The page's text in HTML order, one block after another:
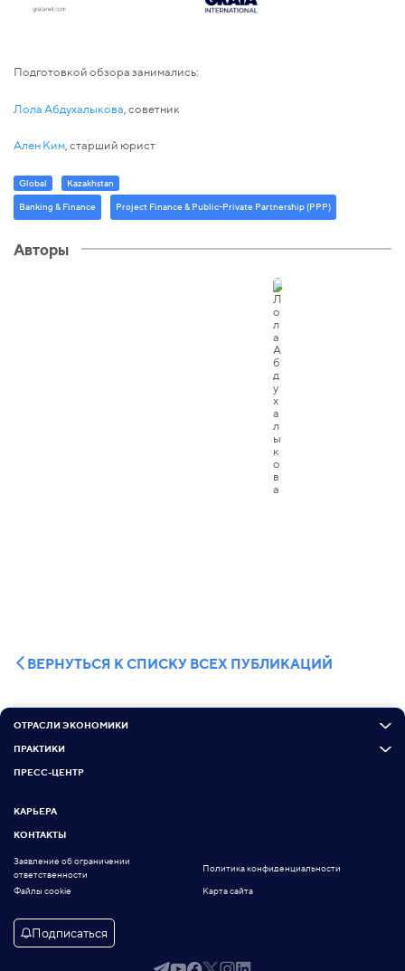
Подготовкой обзора занимались:
Лола Абдухалыкова , советник
Ален Ким , старший юрист
Global
Kazakhstan
Banking & Finance
Project Finance & Public-Private Partnership (PPP)
Авторы
ВЕРНУТЬСЯ К СПИСКУ ВСЕХ ПУБЛИКАЦИЙ
ОТРАСЛИ ЭКОНОМИКИ
ПРАКТИКИ
ПРЕСС-ЦЕНТР
КАРЬЕРА
КОНТАКТЫ
Заявление об ограничении
ответственности
Политика конфиденциальности
Файлы cookie Карта сайта
Подписаться